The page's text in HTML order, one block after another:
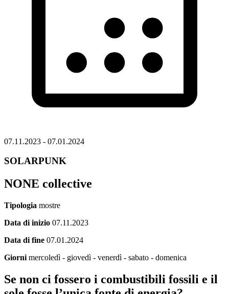
07.11.2023 - 07.01.2024
SOLARPUNK
NONE collective
Tipologia mostre
Data di inizio 07.11.2023
Data di fine 07.01.2024
Giorni mercoledì - giovedì - venerdì - sabato - domenica
Se non ci fossero i combustibili fossili e il